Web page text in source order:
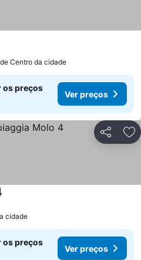
Centro da cidade
os preços
Ver preços
Partilhar
cidade
os preços
Ver preços